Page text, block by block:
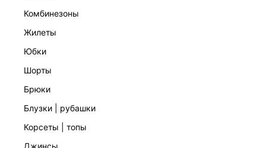
комбинезоны
жилеты
юбки
шорты
брюки
блузки | рубашки
корсеты | топы
джинсы
БЛУЗКА ИЗ ВИСКОЗЫ
5 999 ₽
ЭКСКЛЮЗИВНО ОНЛАЙН